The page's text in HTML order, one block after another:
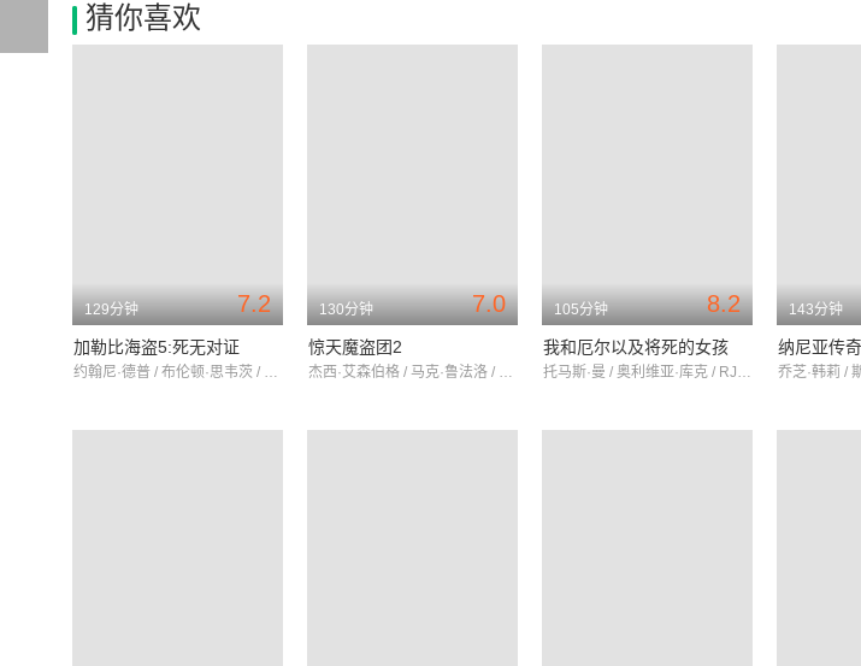
猜你喜欢
7.2
129分钟
加勒比海盗5:死无对证
约翰尼·德普 / 布伦顿·思韦茨 / 卡雅·斯考达里奥
7.0
130分钟
惊天魔盗团2
杰西·艾森伯格 / 马克·鲁法洛 / 伍迪·哈里森
8.2
105分钟
我和厄尔以及将死的女孩
托马斯·曼 / 奥利维亚·库克 / RJ·赛勒
143分钟